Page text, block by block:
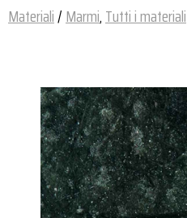
Materiali/Marmi,Tutti i materiali